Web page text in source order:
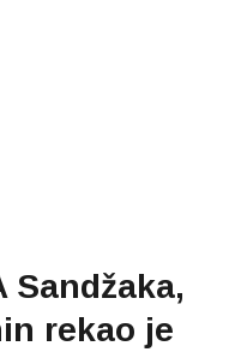
Sandžaka,
rekao je